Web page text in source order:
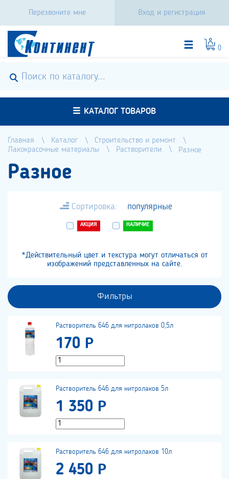
Перезвоните мне Вход и регистрация
0
КАТАЛОГ ТОВАРОВ
Главная Каталог
Строительство и ремонт
Лакокрасочные материалы
Растворители Разное
Разное
Сортировка: популярные
АКЦИЯ НАЛИЧИЕ
*Действительный цвет и текстура могут отличаться от
изображений представленных на сайте.
Фильтры
Растворитель 646 для нитролаков 0,5л
170 Р
Растворитель 646 для нитролаков 5л
1 350 Р
Растворитель 646 для нитролаков 10л
2 450 Р